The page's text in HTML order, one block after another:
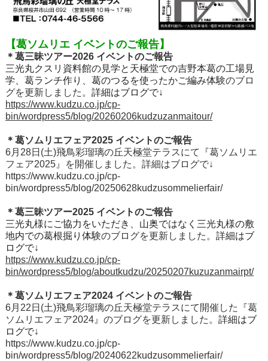
【葛ソムリエ イベントのご報告】
＊葛三昧ツアー2026 イベントのご報告
三光丸クスリ資料館の見学と天極堂での吉野本葛の工場見
学、葛ランチ作り、葛のつるを使ったかご編み体験のブロ
グを更新しました。 詳細はブログで↓
https://www.kudzu.co.jp/cp-
bin/wordpress5/blog/20260206kudzuzanmaitour/
＊葛ソムリエフェア2025 イベントのご報告
6月28日(土)飛鳥彩瑠璃の丘天極堂テラスにて『葛ソムリエ
フェア2025』を開催しました。詳細はブログで↓
https://www.kudzu.co.jp/cp-
bin/wordpress5/blog/20250628kudzusommelierfair/
＊葛三昧ツアー2025 イベントのご報告
三光丸様にご協力をいただき、山奥ではなく三光丸様の敷
地内での葛根掘り体験のブログを更新しました。 詳細はブ
ログで↓
https://www.kudzu.co.jp/cp-
bin/wordpress5/blog/aboutkudzu/20250207kuzuzanmairpt/
＊葛ソムリエフェア2024 イベントのご報告
6月22日(土)飛鳥彩瑠璃の丘天極堂テラスにて開催した『葛
ソムリエフェア2024』のブログを更新しました。 詳細はブ
ログで↓
https://www.kudzu.co.jp/cp-
bin/wordpress5/blog/20240622kudzusommelierfair/